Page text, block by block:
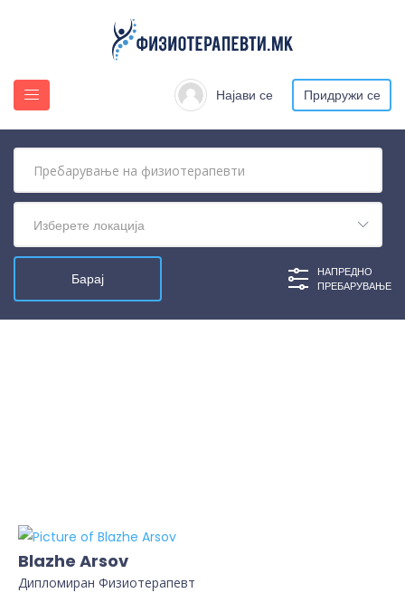
Најави се Придружи се
Изберете локација
НАПРЕДНО
ПРЕБАРУВАЊЕ
Blazhe Arsov
Дипломиран Физиотерапевт